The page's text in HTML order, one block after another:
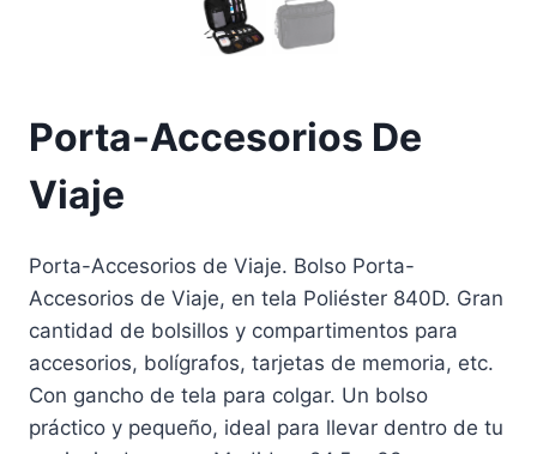
Porta-Accesorios De
Viaje
Porta-Accesorios de Viaje. Bolso Porta-
Accesorios de Viaje, en tela Poliéster 840D. Gran
cantidad de bolsillos y compartimentos para
accesorios, bolígrafos, tarjetas de memoria, etc.
Con gancho de tela para colgar. Un bolso
práctico y pequeño, ideal para llevar dentro de tu